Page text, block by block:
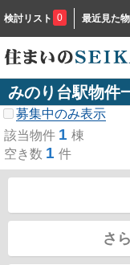
検討リスト 0 最近見た
みのり台駅物件
募集中のみ表示
該当物件 1 棟
空き数 1 件
さ